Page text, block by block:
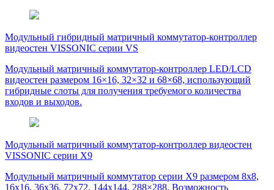
Модульный гибридный матричный коммутатор-контроллер
видеостен VISSONIC серии VS
Модульный матричный коммутатор-контроллер LED/LCD
видеостен размером 16×16, 32×32 и 68×68, использующий
гибридные слоты для получения требуемого количества
входов и выходов.
Модульный матричный коммутатор-контроллер видеостен
VISSONIC серии X9
Модульный матричный коммутатор серии X9 размером 8х8,
16х16, 36х36, 72х72, 144х144, 288×288. Возможность